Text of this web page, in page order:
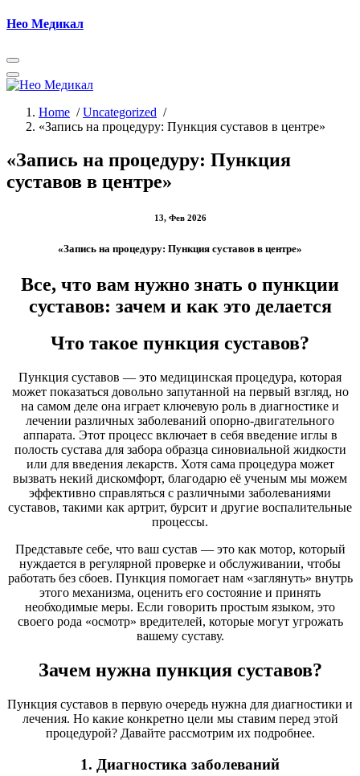
Skip
Нео Медикал
Home /Uncategorized /
«Запись на процедуру: Пункция суставов в центре»
«Запись на процедуру: Пункция
суставов в центре»
13, Фев 2026
«Запись на процедуру: Пункция суставов в центре»
Все, что вам нужно знать о пункции
суставов: зачем и как это делается
Что такое пункция суставов?
Пункция суставов — это медицинская процедура, которая
может показаться довольно запутанной на первый взгляд, но
на самом деле она играет ключевую роль в диагностике и
лечении различных заболеваний опорно-двигательного
аппарата. Этот процесс включает в себя введение иглы в
полость сустава для забора образца синовиальной жидкости
или для введения лекарств. Хотя сама процедура может
вызвать некий дискомфорт, благодарю её ученым мы можем
эффективно справляться с различными заболеваниями
суставов, такими как артрит, бурсит и другие воспалительные
процессы.
Представьте себе, что ваш сустав — это как мотор, который
нуждается в регулярной проверке и обслуживании, чтобы
работать без сбоев. Пункция помогает нам «заглянуть» внутрь
этого механизма, оценить его состояние и принять
необходимые меры. Если говорить простым языком, это
своего рода «осмотр» вредителей, которые могут угрожать
вашему суставу.
Зачем нужна пункция суставов?
Пункция суставов в первую очередь нужна для диагностики и
лечения. Но какие конкретно цели мы ставим перед этой
процедурой? Давайте рассмотрим их подробнее.
1. Диагностика заболеваний